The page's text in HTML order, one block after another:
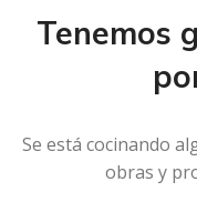
Tenemos
Se está cocinando
obras y